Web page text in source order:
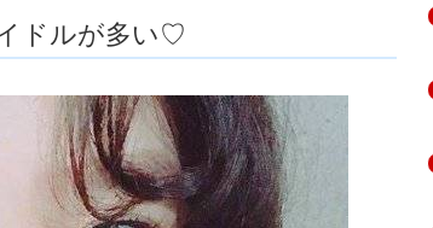
ドルが多い♡